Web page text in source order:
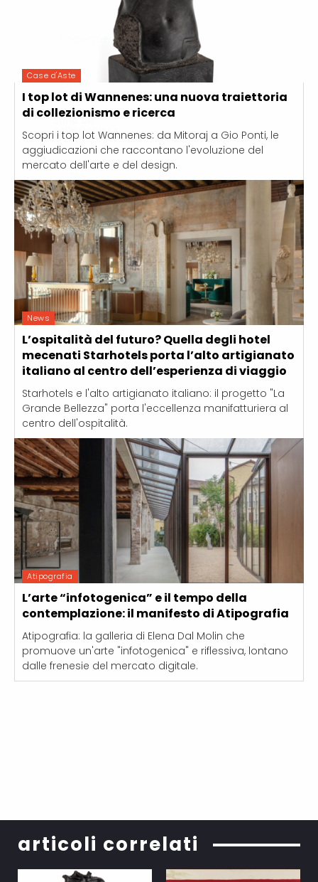
Case d'Aste
I top lot di Wannenes: una nuova traiettoria
di collezionismo e ricerca
Scopri i top lot Wannenes: da Mitoraj a Gio Ponti, le
aggiudicazioni che raccontano l'evoluzione del
mercato dell'arte e del design.
News
L’ospitalità del futuro? Quella degli hotel
mecenati Starhotels porta l’alto artigianato
italiano al centro dell’esperienza di viaggio
Starhotels e l'alto artigianato italiano: il progetto "La
Grande Bellezza" porta l'eccellenza manifatturiera al
centro dell'ospitalità.
Atipografia
L’arte “infotogenica” e il tempo della
contemplazione: il manifesto di Atipografia
Atipografia: la galleria di Elena Dal Molin che
promuove un'arte "infotogenica" e riflessiva, lontano
dalle frenesie del mercato digitale.
articoli correlati
Sono un
collezionista
Si
ISCRIVITI!